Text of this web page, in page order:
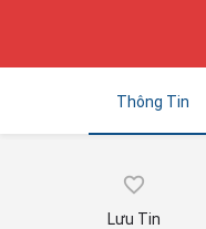
Thông Tin
Lưu Tin